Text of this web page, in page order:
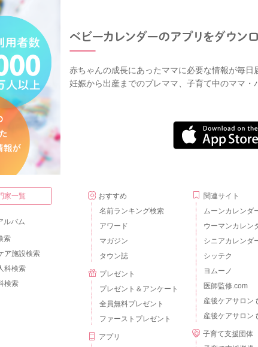
2025/2/11 8:15
赤ちゃんの成長にあったママに必要な情報が毎日
妊娠から出産までのプレママ、子育て中のママ
家一覧
ルバム
索
ア施設検索
科検索
検索
おすすめ
名前ランキング検索
アワード
マガジン
タウン誌
プレゼント
プレゼント＆アンケート
全員無料プレゼント
ファーストプレゼント
アプリ
関連サイト
ムーンカレンダ
ウーマンカレン
シニアカレンダ
シッテク
ヨムーノ
医師監修.com
産後ケアサロン
産後ケアサロン
子育て支援団体